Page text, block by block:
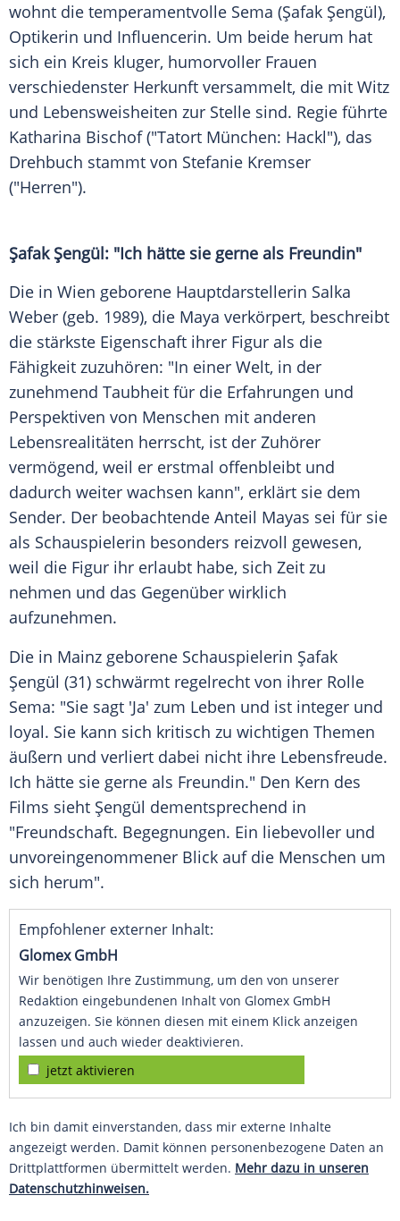
wohnt die temperamentvolle Sema (Şafak Şengül),
Optikerin und Influencerin. Um beide herum hat
sich ein Kreis kluger, humorvoller Frauen
verschiedenster Herkunft versammelt, die mit Witz
und Lebensweisheiten zur Stelle sind. Regie führte
Katharina Bischof ("Tatort München: Hackl"), das
Drehbuch stammt von Stefanie Kremser
("Herren").
Şafak Şengül: "Ich hätte sie gerne als Freundin"
Die in Wien geborene Hauptdarstellerin Salka
Weber (geb. 1989), die Maya verkörpert, beschreibt
die stärkste Eigenschaft ihrer Figur als die
Fähigkeit zuzuhören: "In einer Welt, in der
zunehmend Taubheit für die Erfahrungen und
Perspektiven von Menschen mit anderen
Lebensrealitäten herrscht, ist der Zuhörer
vermögend, weil er erstmal offenbleibt und
dadurch weiter wachsen kann", erklärt sie dem
Sender. Der beobachtende Anteil Mayas sei für sie
als Schauspielerin besonders reizvoll gewesen,
weil die Figur ihr erlaubt habe, sich Zeit zu
nehmen und das Gegenüber wirklich
aufzunehmen.
Die in Mainz geborene Schauspielerin Şafak
Şengül (31) schwärmt regelrecht von ihrer Rolle
Sema: "Sie sagt 'Ja' zum Leben und ist integer und
loyal. Sie kann sich kritisch zu wichtigen Themen
äußern und verliert dabei nicht ihre Lebensfreude.
Ich hätte sie gerne als Freundin." Den Kern des
Films sieht Şengül dementsprechend in
"Freundschaft. Begegnungen. Ein liebevoller und
unvoreingenommener Blick auf die Menschen um
sich herum".
Empfohlener externer Inhalt:
Glomex GmbH
Wir benötigen Ihre Zustimmung, um den von unserer
Redaktion eingebundenen Inhalt von Glomex GmbH
anzuzeigen. Sie können diesen mit einem Klick anzeigen
lassen und auch wieder deaktivieren.
jetzt aktivieren
Ich bin damit einverstanden, dass mir externe Inhalte
angezeigt werden. Damit können personenbezogene Daten an
Drittplattformen übermittelt werden. Mehr dazu in unseren
Datenschutzhinweisen.